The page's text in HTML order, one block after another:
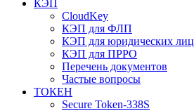
КЭП
CloudKey
КЭП для ФЛП
КЭП для юридических лиц
КЭП для ПРРО
Перечень документов
Частые вопросы
ТОКЕН
Secure Token-338S